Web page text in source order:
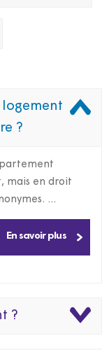
?
mais en droit
...
En savoir plus
?